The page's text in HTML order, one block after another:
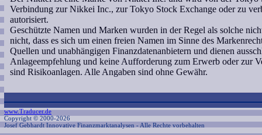
Verbindung zur Nikkei Inc., zur Tokyo Stock Exchange oder zu
autorisiert.
Geschützte Namen und Marken wurden in der Regel als solche
nicht, dass es sich um einen freien Namen im Sinne des
Quellen und unabhängigen Finanzdatenanbietern und dienen
Anlageempfehlung und keine Aufforderung zum Erwerb oder zur
sind Risikoanlagen. Alle Angaben sind ohne Gewähr.
www.Traducer.de
Copyright © 2000-2026
Josef Gebhardt Innovative Finanzmarktanalysen - Alle Rechte vorbehalten